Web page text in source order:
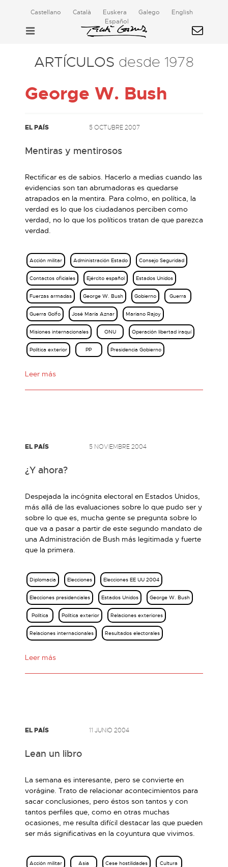
Castellano Català Euskera Galego
English
Español
ARTÍCULOS desde 1978
George W. Bush
EL PAÍS 5 OCTUBRE 2007
Mentiras y mentirosos
Rectificar es de sabios. Hacerlo a medias cuando las
evidencias son tan abrumadoras es quedarse
atrapados en la mentira. Para colmo, en política, la
verdad es lo que los ciudadanos perciben como
verdad, no lo que los políticos tratan de que parezca
verdad.
Acción militar Administración Estado Consejo Seguridad
Contactos oficiales Ejército español Estados Unidos
Fuerzas armadas George W. Bush Gobierno Guerra
Guerra Golfo José María Aznar Mariano Rajoy
Misiones internacionales ONU Operación libertad iraquí
Política exterior PP Presidencia Gobierno
Leer más
EL PAÍS 5 NOVIEMBRE 2004
¿Y ahora?
Despejada la incógnita electoral en Estados Unidos,
más allá de las evaluaciones sobre lo que pudo ser y
sobre lo que es, mucha gente se pregunta sobre lo
que va a pasar a partir de este segundo mandato de
una Administración de Bush más legitimada y fuerte
que la primera.
Diplomacia Elecciones Elecciones EE UU 2004
Elecciones presidenciales Estados Unidos George W. Bush
Política Política exterior Relaciones exteriores
Relaciones internacionales Resultados electorales
Leer más
EL PAÍS 11 JUNIO 2004
Lean un libro
La semana es interesante, pero se convierte en
vorágine. Trato de relacionar acontecimientos para
sacar conclusiones, pero éstos son tantos y con
tantos perfiles que, como en otras muchas
ocasiones, me resulta difícil destacar las que pueden
ser más significativas en la coyuntura que vivimos.
Acción militar Asia Cese hostilidades Cultura